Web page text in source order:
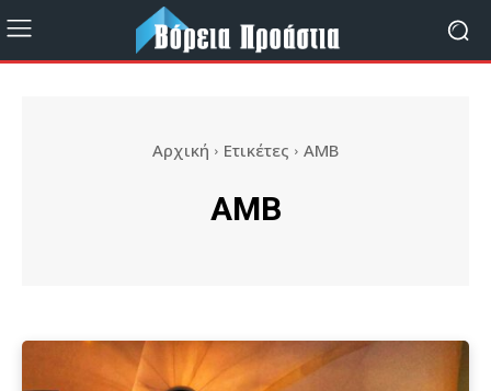
Αρχική Ετικέτες AMB
AMB